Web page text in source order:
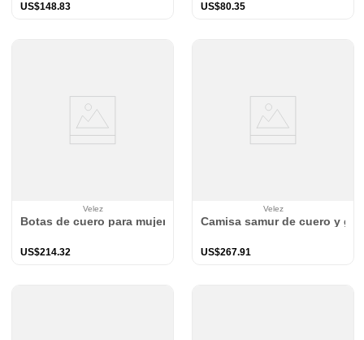
US$148.83 US$80.35
Velez
Botas de cuero para mujer Kalahari
US$214.32
Velez
Camisa samur de cuero y
US$267.91